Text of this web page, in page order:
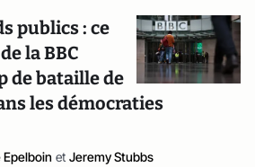
publics : ce
la BBC
de bataille de
les démocraties
Epelboin et Jeremy Stubbs